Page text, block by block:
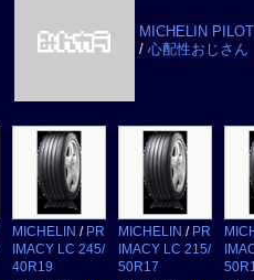
MICHELIN
/ 心配性おじさん
MICHELIN / PR
IMACY LC 245/
40R19
MICHELIN / PR
IMACY LC 215/
50R17